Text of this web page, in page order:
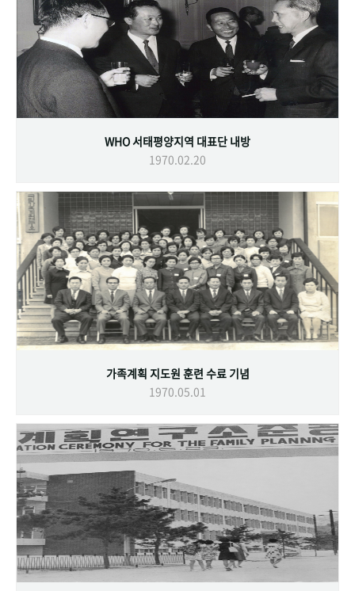
WHO 서태평양지역 대표단 내방
1970.02.20
가족계획 지도원 훈련 수료 기념
1970.05.01